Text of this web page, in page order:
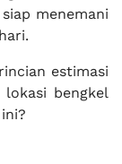
menemani
estimasi
bengkel